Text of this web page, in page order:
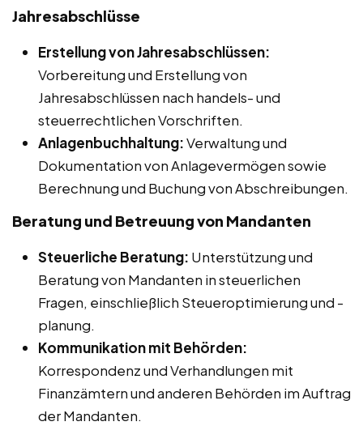
Jahresabschlüsse
Erstellung von Jahresabschlüssen:
Vorbereitung und Erstellung von
Jahresabschlüssen nach handels- und
steuerrechtlichen Vorschriften.
Anlagenbuchhaltung:Verwaltung und
Dokumentation von Anlagevermögen sowie
Berechnung und Buchung von Abschreibungen.
Beratung und Betreuung von Mandanten
Steuerliche Beratung: Unterstützung und
Beratung von Mandanten in steuerlichen
Fragen, einschließlich Steueroptimierung und -
planung.
Kommunikation mit Behörden:
Korrespondenz und Verhandlungen mit
Finanzämtern und anderen Behörden im Auftrag
der Mandanten.